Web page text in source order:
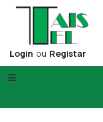
Login ou Registar